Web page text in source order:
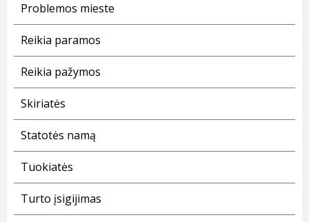
Problemos mieste
Reikia paramos
Reikia pažymos
Skiriatės
Statotės namą
Tuokiatės
Turto įsigijimas